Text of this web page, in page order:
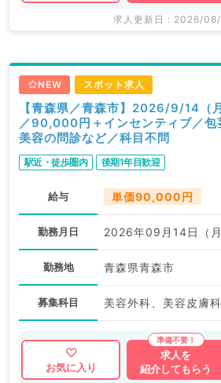
求人更新日 : 2026/
NEW スポット求人
【青森県／青森市】2026/9/14
／90,000円＋インセンティブ／包
美容の問診など／科目不問
駅近・徒歩圏内 後期1年目歓迎
給与 単価90,000円
勤務月日 2026年09月14日（月
勤務地 青森県青森市
募集科目 美容外科、美容皮膚科
お気に入り
求人を
紹介してもらう